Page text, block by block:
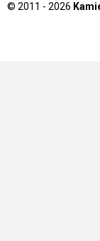
© 2011 - 2026